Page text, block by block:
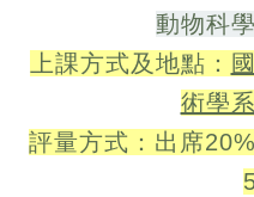
動物科
上課方式及地點：
術學
評量方式：出席